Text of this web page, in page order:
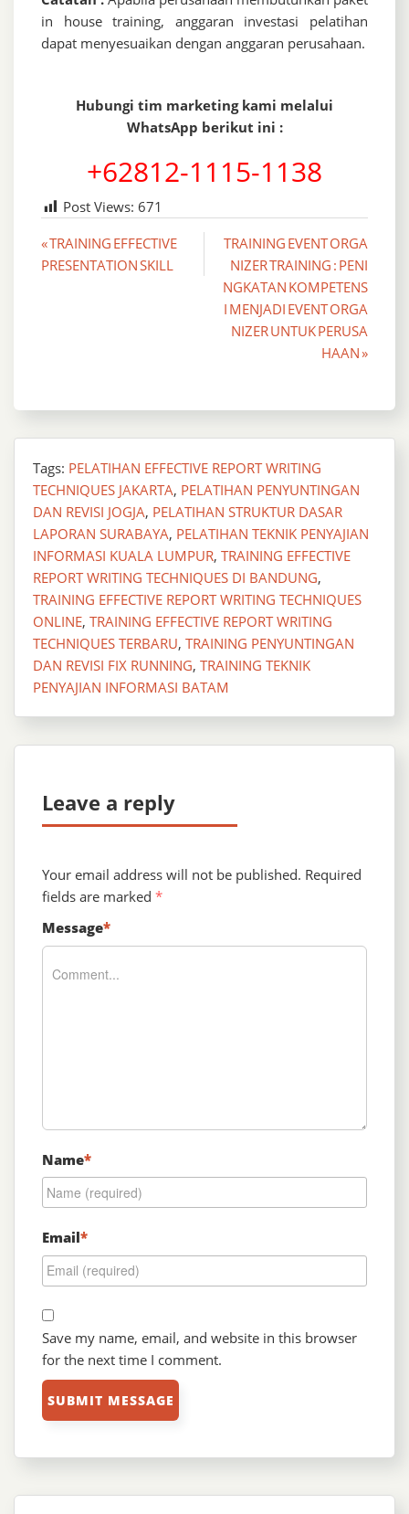
in house training, anggaran investasi pelatihan
dapat menyesuaikan dengan anggaran perusahaan.
Hubungi tim marketing kami melalui
WhatsApp berikut ini :
+62812-1115-1138
Post Views: 671
Post
navigation
« TRAINING EFFECTIVE
PRESENTATION SKILL
TRAINING EVENT ORGA
NIZER TRAINING : PENI
NGKATAN KOMPETENS
I MENJADI EVENT ORGA
NIZER UNTUK PERUSA
HAAN »
Tags: PELATIHAN EFFECTIVE REPORT WRITING
TECHNIQUES JAKARTA, PELATIHAN PENYUNTINGAN
DAN REVISI JOGJA, PELATIHAN STRUKTUR DASAR
LAPORAN SURABAYA, PELATIHAN TEKNIK PENYAJIAN
INFORMASI KUALA LUMPUR, TRAINING EFFECTIVE
REPORT WRITING TECHNIQUES DI BANDUNG,
TRAINING EFFECTIVE REPORT WRITING TECHNIQUES
ONLINE, TRAINING EFFECTIVE REPORT WRITING
TECHNIQUES TERBARU, TRAINING PENYUNTINGAN
DAN REVISI FIX RUNNING, TRAINING TEKNIK
PENYAJIAN INFORMASI BATAM
Leave a reply
Your email address will not be published. Required
fields are marked *
Message*
Name*
Email*
Save my name, email, and website in this browser
for the next time I comment.